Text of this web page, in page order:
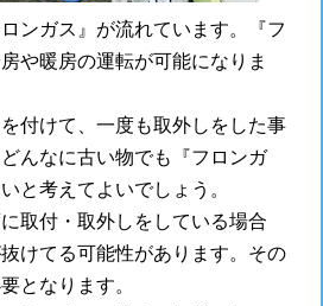
ンガス』が流れています。『フ
や暖房の運転が可能になりま
付けて、一度も取外しをした事
んなに古い物でも『フロンガ
と考えてよいでしょう。
取付・取外しをしている場合
けてる可能性があります。その
となります。